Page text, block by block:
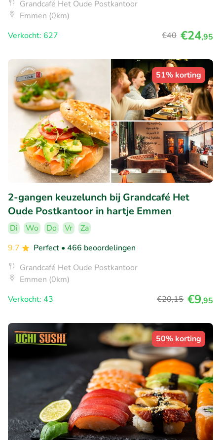
Grandcafé Het Oude Postkantoor
Emmen (0km)
Verkocht: 627
€40 €24,95
51% korting
2-gangen keuzelunch bij Grandcafé Het
Oude Postkantoor in hartje Emmen
Di Wo Do Vr
Za
9.7
Perfect • 466 beoordelingen
Grandcafé Het Oude Postkantoor
Emmen (0km)
Verkocht: 43
€20,15 €9,95
50% korting